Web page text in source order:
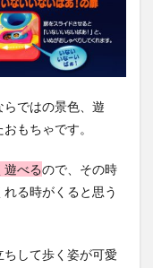
ではの景色、遊
もちゃです。
遊べるので、その時
る時がくると思う
して歩く姿が可愛